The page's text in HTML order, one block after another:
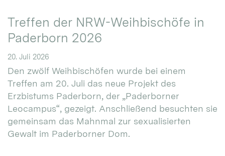
Treffen der NRW-Weihbischöfe in
Paderborn 2026
20. Juli 2026
Den zwölf Weihbischöfen wurde bei einem
Treffen am 20. Juli das neue Projekt des
Erzbistums Paderborn, der „Paderborner
Leocampus“, gezeigt. Anschließend besuchten sie
gemeinsam das Mahnmal zur sexualisierten
Gewalt im Paderborner Dom.